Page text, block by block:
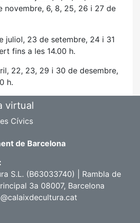
novembre, 6, 8, 25, 26 i 27 de
juliol, 23 de setembre, 24 i 31
fins a les 14.00 h.
22, 23, 29 i 30 de desembre,
h.
virtual
Cívics
de Barcelona
S.L. (B63033740) | Rambla de
3a 08007, Barcelona